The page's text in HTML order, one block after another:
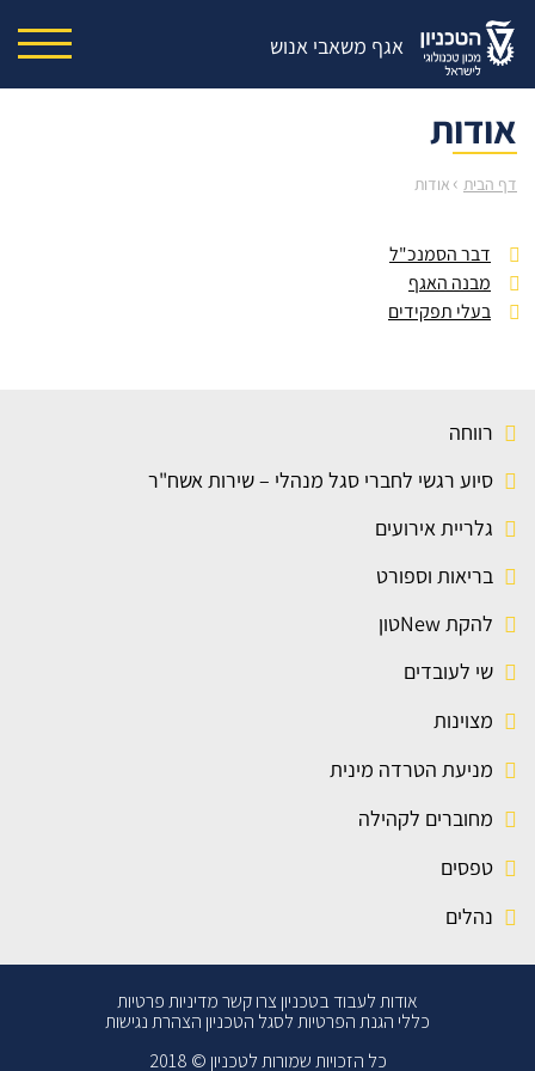
אגף משאבי אנוש
רווחה
סיוע רגשי לחברי סגל מנהלי – שירות אשח"ר
גלריית אירועים
בריאות וספורט
להקת Newטון
שי לעובדים
מצוינות
מניעת הטרדה מינית
מחוברים לקהילה
טפסים
נהלים
אודות
דף הבית › אודות
דבר הסמנכ"ל
מבנה האגף
בעלי תפקידים
כל הזכויות שמורות לטכניון © 2018
אודותלעבוד בטכניון צרו קשרמדיניות פרטיות
כללי הגנת הפרטיות לסגל הטכניון הצהרת נגישות